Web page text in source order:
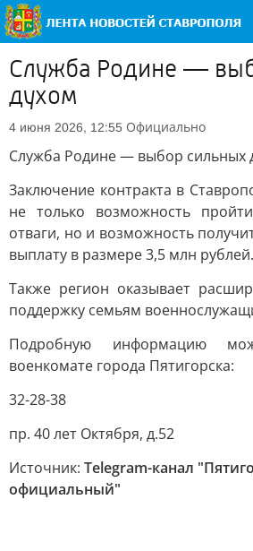
Служба Родине —
духом
4 июня 2026, 12:55 Официально
Служба Родине — выбор сильных
Заключение контракта в
не только возможность
отваги, но и возможность
выплату в размере 3,5 млн рублей.
Также регион оказывает
поддержку семьям
Подробную информацию
военкомате города Пятигорска:
32-28-38
пр. 40 лет Октября, д.52
Источник: Telegram-канал
официальный"